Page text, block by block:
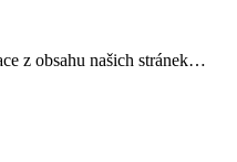
z obsahu našich stránek…